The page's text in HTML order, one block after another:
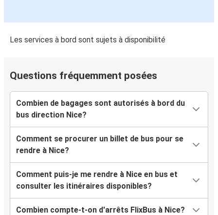
Nîmes
Nice
Nîmes
Nice
Nice
Savona
Annecy
Nice
Nice
Les services à bord sont sujets à disponibilité
Questions fréquemment posées
Combien de bagages sont autorisés à bord du
bus direction Nice?
Comment se procurer un billet de bus pour se
rendre à Nice?
Comment puis-je me rendre à Nice en bus et
consulter les itinéraires disponibles?
Combien compte-t-on d'arrêts FlixBus à Nice?